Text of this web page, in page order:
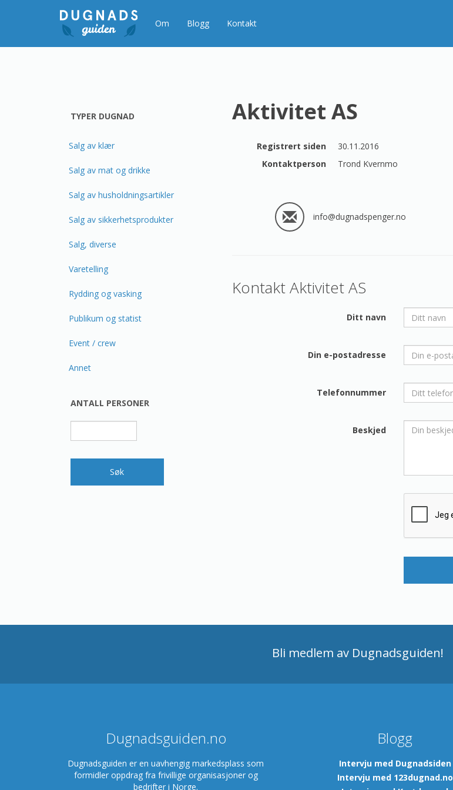
Om Blogg Kontakt
Aktivitet AS
Registrert siden
30.11.2016
Kontaktperson
Trond Kvernmo
info@dugnadspenger.no
Kontakt Aktivitet AS
Ditt navn
Din e-postadresse
Telefonnummer
Beskjed
TYPER DUGNAD
Salg av klær
Salg av mat og drikke
Salg av husholdningsartikler
Salg av sikkerhetsprodukter
Salg, diverse
Varetelling
Rydding og vasking
Publikum og statist
Event / crew
Annet
ANTALL PERSONER
Bli medlem av Dugnadsguiden!
Dugnadsguiden.no
Dugnadsguiden er en uavhengig markedsplass som
formidler oppdrag fra frivillige organisasjoner og
bedrifter i Norge.
Blogg
Intervju med Dugnadsiden
Intervju med 123dugnad.no